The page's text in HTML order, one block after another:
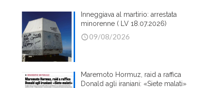
Inneggiava al martirio: arrestata
minorenne ( LV 18.07.2026)
09/08/2026
Maremoto Hormuz, raid a raffica
Donald agli iraniani: «Siete malati»